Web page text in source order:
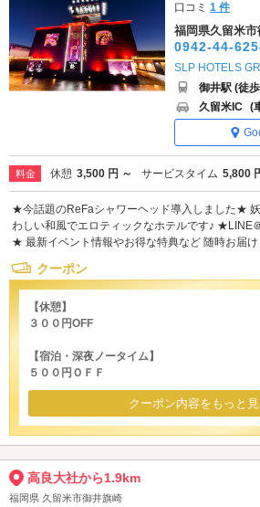
口コミ1 件
福岡県久留米
0942-44-
SLP HOTELS
御井駅 (徒
久留米IC (
料金 休憩 3,500 円 ～ サービスタイム 5,800
★今話題のReFaシャワーヘッド導入しました★
わしい和風でエロティックなホテルです♪ ★LINE
★ 最新イベント情報やお得な特典など 随時お届け
クーポン
【休憩】
３００円OFF
【宿泊・深夜ノータイム】
５００円ＯＦＦ
クーポン内容をもっと
高良大社から1.9km
福岡県 久留米市御井旗崎